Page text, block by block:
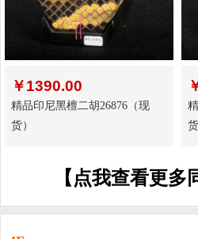
￥1390.00
精品印尼黑檀二胡26876（现
货）
货
【点我查看更多